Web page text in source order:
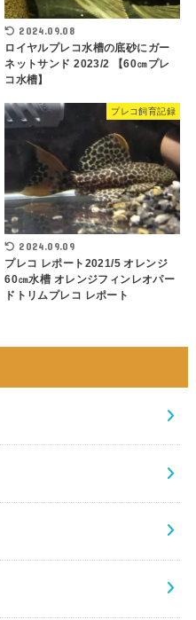
2024.09.08
ロイヤルプレコ水槽の底砂にガー
ネットサンド 2023/2 【60㎝プレ
コ水槽】
プレコ飼育記録
2024.09.09
プレコ レポート2021/5 オレンジ
60㎝水槽 オレンジフィンレオパー
ドトリムプレコ レポート